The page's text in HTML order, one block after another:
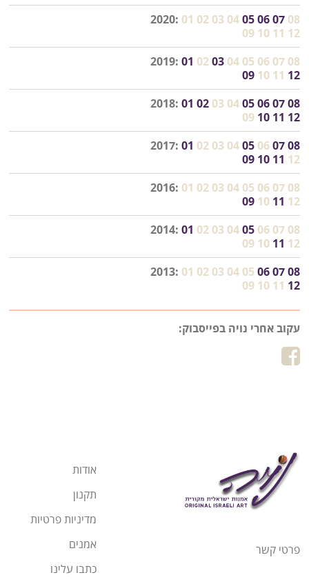
2020: 01 02 03 04 05 06 07 08
09 10 11 12
2019: 01 02 03 04 05 06 07 08
09 10 11 12
2018: 01 02 03 04 05 06 07 08
09 10 11 12
2017: 01 02 03 04 05 06 07 08
09 10 11 12
2016: 01 02 03 04 05 06 07 08
09 10 11 12
2014: 01 02 03 04 05 06 07 08
09 10 11 12
2013: 01 02 03 04 05 06 07 08
09 10 11 12
עקוב אחרי נויה בפייסבוק:
פרטי קשר
אודות
תקנון
מדיניות פרטיות
אמנים
כתבו עלינו